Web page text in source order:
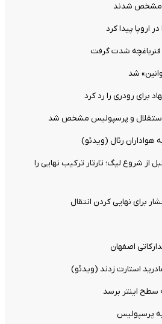
مشخص شدند
اروپا پیدا کرد
شد
برای رودری را رد کرد
استقلال و پرسپولیس مشخص شد
هواداران رئال (ویدئو)
شروع لیگ؛ تارتار ترکیب نهایی را
برای نهایی کردن انتقال
اصفهان
استارت زدند (ویدئو)
سطح اینتر برسد
پرسپولیس